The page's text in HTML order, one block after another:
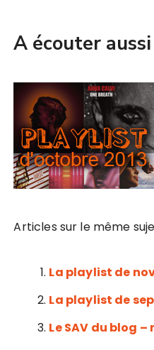
A écouter aussi
Articles sur le même
La playlist de
La playlist de
Le SAV du blog –